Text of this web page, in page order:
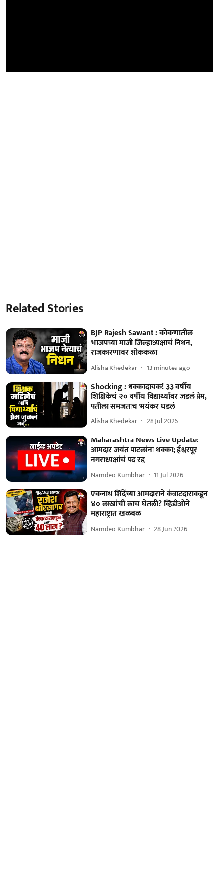
Related Stories
BJP Rajesh Sawant : कोकणातील
भाजपच्या माजी जिल्हाध्यक्षाचं निधन,
राजकारणावर शोककळा
Alisha Khedekar 13 minutes ago
Shocking : धक्कादायक! ३३ वर्षीय
शिक्षिकेचं २० वर्षीय विद्यार्थ्यावर जडलं प्रेम,
पतीला समजताच भयंकर घडलं
Alisha Khedekar 28 Jul 2026
Maharashtra News Live Update:
आमदार जयंत पाटलांना धक्का; ईश्वरपूर
नगराध्यक्षांचं पद रद्द
Namdeo Kumbhar 11 Jul 2026
एकनाथ शिंदेंच्या आमदाराने कंत्राटदाराकडून
४० लाखांची लाच घेतली? व्हिडीओने
महाराष्ट्रात खळबळ
Namdeo Kumbhar 28 Jun 2026